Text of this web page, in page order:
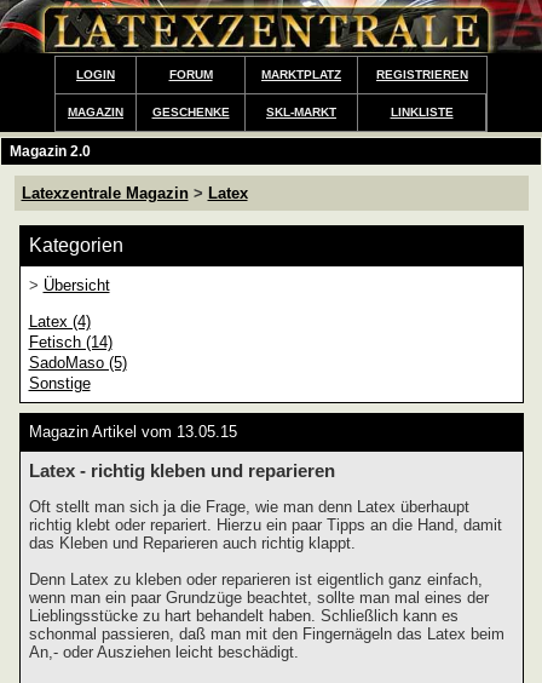
LOGIN FORUM MARKTPLATZ REGISTRIEREN
MAGAZIN GESCHENKE SKL-MARKT LINKLISTE
Magazin 2.0
Latexzentrale Magazin> Latex
Kategorien
> Übersicht
Latex (4)
Fetisch (14)
SadoMaso (5)
Sonstige
Magazin Artikel vom 13.05.15
Latex - richtig kleben und reparieren
Oft stellt man sich ja die Frage, wie man denn Latex überhaupt
richtig klebt oder repariert. Hierzu ein paar Tipps an die Hand, damit
das Kleben und Reparieren auch richtig klappt.
Denn Latex zu kleben oder reparieren ist eigentlich ganz einfach,
wenn man ein paar Grundzüge beachtet, sollte man mal eines der
Lieblingsstücke zu hart behandelt haben. Schließlich kann es
schonmal passieren, daß man mit den Fingernägeln das Latex beim
An,- oder Ausziehen leicht beschädigt.